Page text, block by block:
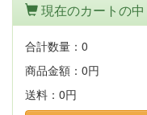
現在のカートの中
合計数量： 0
商品金額： 0円
送料： 0円